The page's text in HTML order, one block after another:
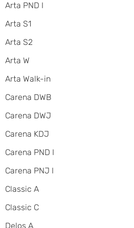
Arta PND I
Arta S1
Arta S2
Arta W
Arta Walk-in
Carena DWB
Carena DWJ
Carena KDJ
Carena PND I
Carena PNJ I
Classic A
Classic C
Delos A